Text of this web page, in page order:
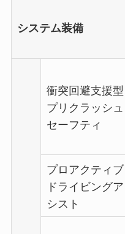
システム装備
衝突回避支援型
プリクラッシュ
セーフティ
プロアクティブ
ドライビングア
シスト